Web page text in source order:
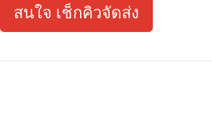
สนใจ เช็กคิวจัดส่ง